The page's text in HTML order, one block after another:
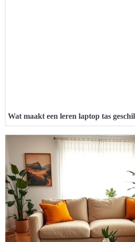
Wat maakt een leren laptop tas